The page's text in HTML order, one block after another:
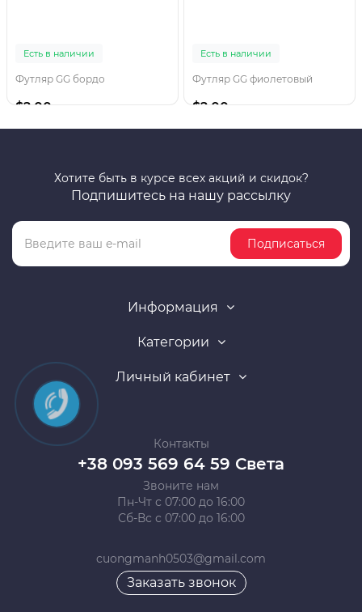
Есть в наличии
Футляр GG бордо
$2.00
Есть в наличии
Футляр GG фиолетовый
$2.00
Хотите быть в курсе всех акций и скидок?
Подпишитесь на нашу рассылку
Подписаться
Информация
Категории
Личный кабинет
Контакты
+38 093 569 64 59 Света
Звоните нам
Пн-Чт с 07:00 до 16:00
Сб-Вс с 07:00 до 16:00
cuongmanh0503@gmail.com
Заказать звонок